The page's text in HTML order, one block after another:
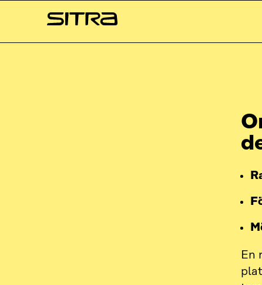
↓
Sitra
En